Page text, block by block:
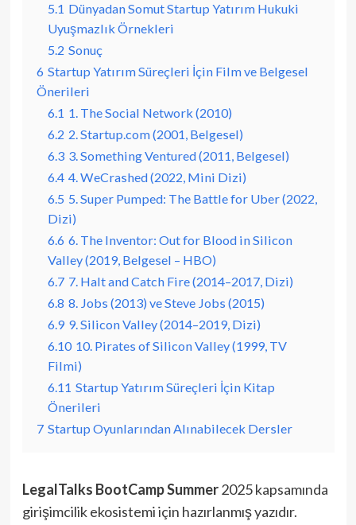
5.1 Dünyadan Somut Startup Yatırım Hukuki
Uyuşmazlık Örnekleri
5.2 Sonuç
6 Startup Yatırım Süreçleri İçin Film ve Belgesel
Önerileri
6.1 1. The Social Network (2010)
6.2 2. Startup.com (2001, Belgesel)
6.3 3. Something Ventured (2011, Belgesel)
6.4 4. WeCrashed (2022, Mini Dizi)
6.5 5. Super Pumped: The Battle for Uber (2022,
Dizi)
6.6 6. The Inventor: Out for Blood in Silicon
Valley (2019, Belgesel – HBO)
6.7 7. Halt and Catch Fire (2014–2017, Dizi)
6.8 8. Jobs (2013) ve Steve Jobs (2015)
6.9 9. Silicon Valley (2014–2019, Dizi)
6.10 10. Pirates of Silicon Valley (1999, TV
Filmi)
6.11 Startup Yatırım Süreçleri İçin Kitap
Önerileri
7 Startup Oyunlarından Alınabilecek Dersler
LegalTalks BootCamp Summer2025 kapsamında
girişimcilik ekosistemi için hazırlanmış yazıdır.